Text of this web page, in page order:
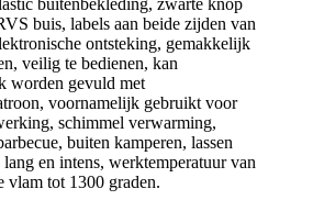
buis, labels aan beide zijden van
ontsteking, gemakkelijk
veilig te bedienen, kan
worden gevuld met
voornamelijk gebruikt voor
schimmel verwarming,
buiten kamperen, lassen
en intens, werktemperatuur van
vlam tot 1300 graden.